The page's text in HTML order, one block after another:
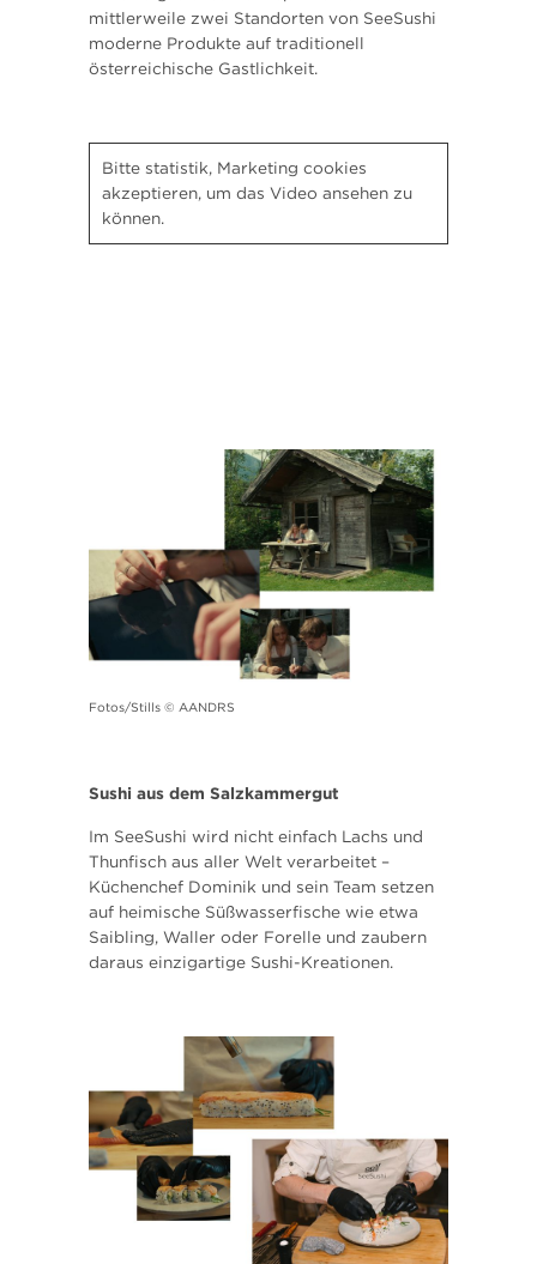
mittlerweile zwei Standorten von SeeSushi
moderne Produkte auf traditionell
österreichische Gastlichkeit.
Bitte statistik, Marketing cookies
akzeptieren, um das Video ansehen zu
können.
Fotos/Stills © AANDRS
Sushi aus dem Salzkammergut
Im SeeSushi wird nicht einfach Lachs und
Thunfisch aus aller Welt verarbeitet –
Küchenchef Dominik und sein Team setzen
auf heimische Süßwasserfische wie etwa
Saibling, Waller oder Forelle und zaubern
daraus einzigartige Sushi-Kreationen.